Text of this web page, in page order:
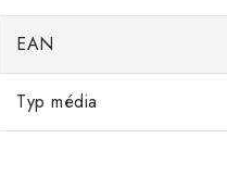
EAN
Typ média